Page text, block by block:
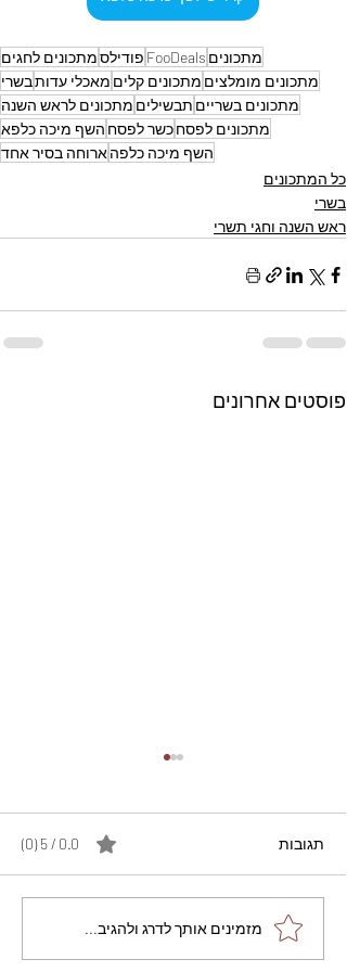
מתכונים FooDeals פודילסמתכונים לחגים
מתכונים מומלצים מתכונים קלים מאכלי עדותבשרי
מתכונים בשריים תבשילים מתכונים לראש השנה
מתכונים לפסחכשר לפסח השף מיכה כלפא
השף מיכה כלפהארוחה בסיר אחד
כל המתכונים
בשרי
ראש השנה וחגי תשרי
פוסטים אחרונים
מתכון מנצח עוגת מייפל
שוקולד בחושה וקלה - זיוה
תגובות 0.0 / 5 ‏(0)
מזמינים אותך לדרג ולהגיב...